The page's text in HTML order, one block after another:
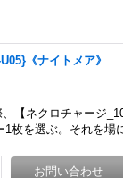
《ナイトメア》
ネクロチャージ_10
枚を選ぶ。それを場